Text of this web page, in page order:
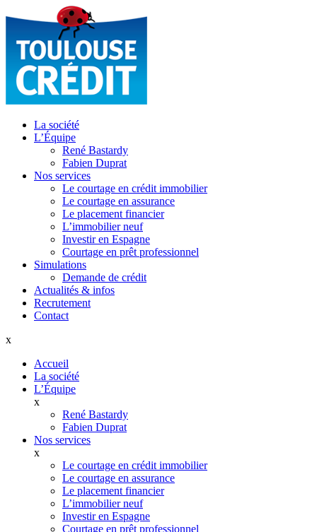
La société
L’Équipe
René Bastardy
Fabien Duprat
Nos services
Le courtage en crédit immobilier
Le courtage en assurance
Le placement financier
L’immobilier neuf
Investir en Espagne
Courtage en prêt professionnel
Simulations
Demande de crédit
Actualités & infos
Recrutement
Contact
x
Accueil
La société
L’Équipe
x
René Bastardy
Fabien Duprat
Nos services
x
Le courtage en crédit immobilier
Le courtage en assurance
Le placement financier
L’immobilier neuf
Investir en Espagne
Courtage en prêt professionnel